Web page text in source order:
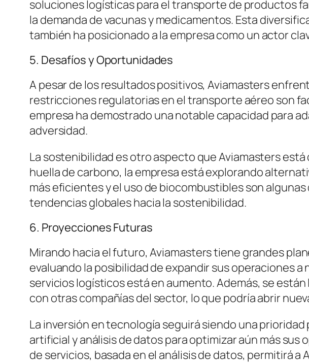
soluciones logísticas para el transporte de productos
la demanda de vacunas y medicamentos. Esta
también ha posicionado a la empresa como un actor
5. Desafíos y Oportunidades
A pesar de los resultados positivos, Aviamasters
restricciones regulatorias en el transporte aéreo son
empresa ha demostrado una notable capacidad para
adversidad.
La sostenibilidad es otro aspecto que Aviamasters
huella de carbono, la empresa está explorando
más eficientes y el uso de biocombustibles son
tendencias globales hacia la sostenibilidad.
6. Proyecciones Futuras
Mirando hacia el futuro, Aviamasters tiene grandes
evaluando la posibilidad de expandir sus operaciones
servicios logísticos está en aumento. Además, se
con otras compañías del sector, lo que podría abrir
La inversión en tecnología seguirá siendo una
artificial y análisis de datos para optimizar aún más
de servicios, basada en el análisis de datos, permitirá